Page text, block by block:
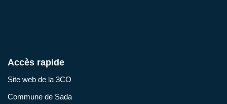
Accès rapide
Site web de la 3CO
Commune de Sada